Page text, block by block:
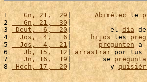
1
   Gn, 21,  29
| Abimélec le
2
   Gn, 21,  30
3
Deut,  6,  20|          el día
4
  Jos,  4,   6
| hijos les
5
  Jos,  4,  21
| pregunten a
6
   Jb, 15,  12
| arrastrar por tus
7
   Jn, 16,  19
|        se
8
Hech, 17,  20|          y